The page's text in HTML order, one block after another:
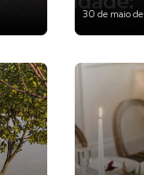
30 de maio